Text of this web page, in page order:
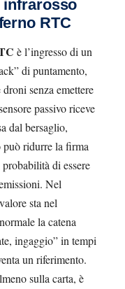
infrarosso
RTC
è l’ingresso di un
di puntamento,
senza emettere
passivo riceve
dal bersaglio,
può ridurre la firma
di essere
Nel
sta nel
la catena
ingaggio” in tempi
un riferimento.
sulla carta, è